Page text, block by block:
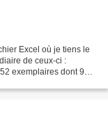
Excel où je tiens le
de ceux-ci :
exemplaires dont 93